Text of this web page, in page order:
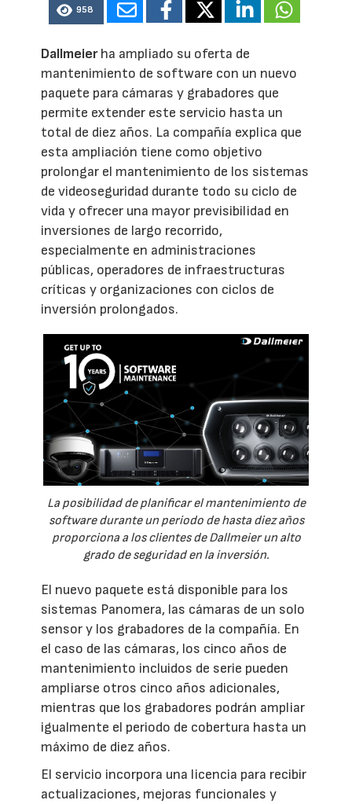
958
Dallmeierha ampliado su oferta de
mantenimiento de software con un nuevo
paquete para cámaras y grabadores que
permite extender este servicio hasta un
total de diez años. La compañía explica que
esta ampliación tiene como objetivo
prolongar el mantenimiento de los sistemas
de videoseguridad durante todo su ciclo de
vida y ofrecer una mayor previsibilidad en
inversiones de largo recorrido,
especialmente en administraciones
públicas, operadores de infraestructuras
críticas y organizaciones con ciclos de
inversión prolongados.
La posibilidad de planificar el mantenimiento de
software durante un periodo de hasta diez años
proporciona a los clientes de Dallmeier un alto
grado de seguridad en la inversión.
El nuevo paquete está disponible para los
sistemas Panomera, las cámaras de un solo
sensor y los grabadores de la compañía. En
el caso de las cámaras, los cinco años de
mantenimiento incluidos de serie pueden
ampliarse otros cinco años adicionales,
mientras que los grabadores podrán ampliar
igualmente el periodo de cobertura hasta un
máximo de diez años.
El servicio incorpora una licencia para recibir
actualizaciones, mejoras funcionales y